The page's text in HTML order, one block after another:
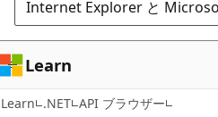
ス
キ
ッ
プ
ョ
ン
に
ス
キ
Internet Explorer と
Learn
Learn .NET API ブラウザー